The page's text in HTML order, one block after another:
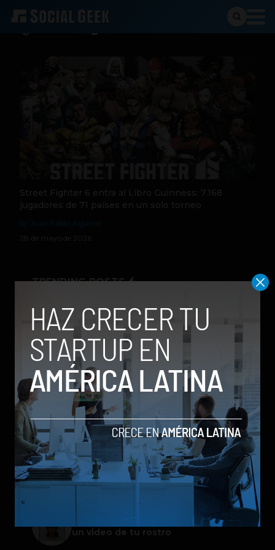
Street Fighter 6 entra al Libro Guinness: 7.168
jugadores de 71 países en un solo torneo
28 de mayo de 2026
TRENDING POSTS
con modelos enfocados en IA
generativa de imágenes
ChatGPT Work: el nuevo asistente
de OpenAI que promete mejorar la
productividad laboral
Spotify extiende las cuentas
gestionadas para menores a su plan
gratuito en seis países
Galaxy Z Flip8: el plegable compacto
de Samsung se renueva con más
pantalla, mejor cámara e IA
Google permitirá iniciar sesión con
un video de tu rostro